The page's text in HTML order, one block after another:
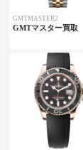
GMTMASTER2
GMTマスター買取